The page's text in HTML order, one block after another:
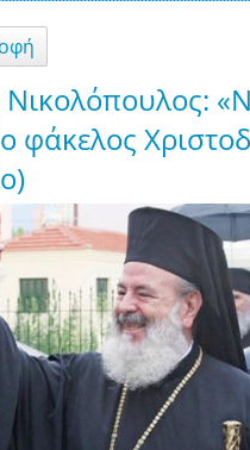
Νικολόπουλος:
φάκελος